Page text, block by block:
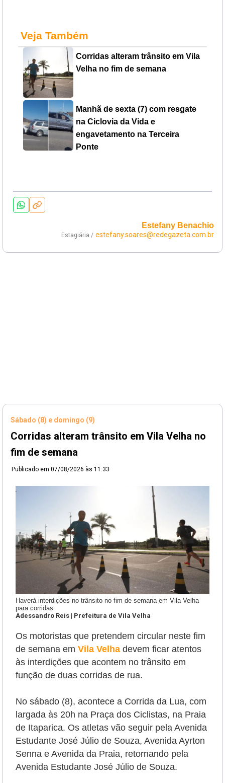
Veja Também
Corridas alteram trânsito em Vila
Velha no fim de semana
Manhã de sexta (7) com resgate
na Ciclovia da Vida e
engavetamento na Terceira
Ponte
Estefany Benachio
Estagiária / estefany.soares@redegazeta.com.br
Sábado (8) e domingo (9)
Corridas alteram trânsito em Vila Velha no
fim de semana
Publicado em 07/08/2026 às 11:33
Haverá interdições no trânsito no fim de semana em Vila Velha
para corridas
Adessandro Reis | Prefeitura de Vila Velha
Os motoristas que pretendem circular neste fim
de semana em Vila Velha devem ficar atentos
às interdições que acontem no trânsito em
função de duas corridas de rua.
No sábado (8), acontece a Corrida da Lua, com
largada às 20h na Praça dos Ciclistas, na Praia
de Itaparica. Os atletas vão seguir pela Avenida
Estudante José Júlio de Souza, Avenida Ayrton
Senna e Avenida da Praia, retornando pela
Avenida Estudante José Júlio de Souza.